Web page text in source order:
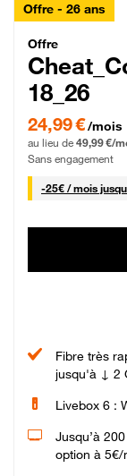
Offre - 26 ans
Offre
18_26
24,99 € par mois
24,99 €/mois
au lieu de 49,99 €/
Sans engagement
-25€ / mois25 €
Fibre très
jusqu'à ↓ 2
Livebox 6 :
Jusqu’à
option à 5€/